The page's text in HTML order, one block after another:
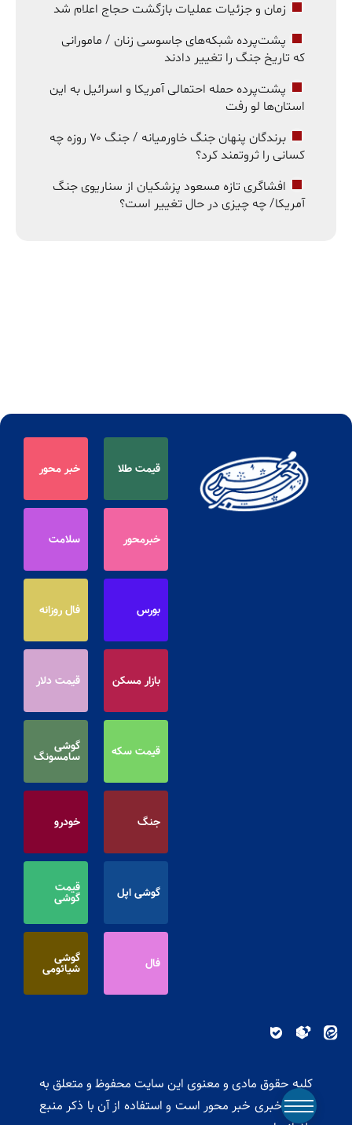
زمان و جزئیات عملیات بازگشت حجاج اعلام شد
پشت‌پرده شبکه‌های جاسوسی زنان / مامورانی
که تاریخ جنگ را تغییر دادند
پشت‌پرده حمله احتمالی آمریکا و اسرائیل به این
استان‌ها لو رفت
برندگان پنهان جنگ خاورمیانه / جنگ ۷۰ روزه چه
کسانی را ثروتمند کرد؟
افشاگری تازه مسعود پزشکیان از سناریوی جنگ
آمریکا/ چه چیزی در حال تغییر است؟
قیمت طلا خبر محور
خبرمحور سلامت
بورس فال روزانه
بازار مسکن قیمت دلار
قیمت سکه گوشی
سامسونگ
جنگ خودرو
گوشی اپل قیمت
گوشی
فال گوشی
شیائومی
کلیه حقوق مادی و معنوی این سایت محفوظ و متعلق به
پایگاه خبری خبر محور است و استفاده از آن با ذکر منبع